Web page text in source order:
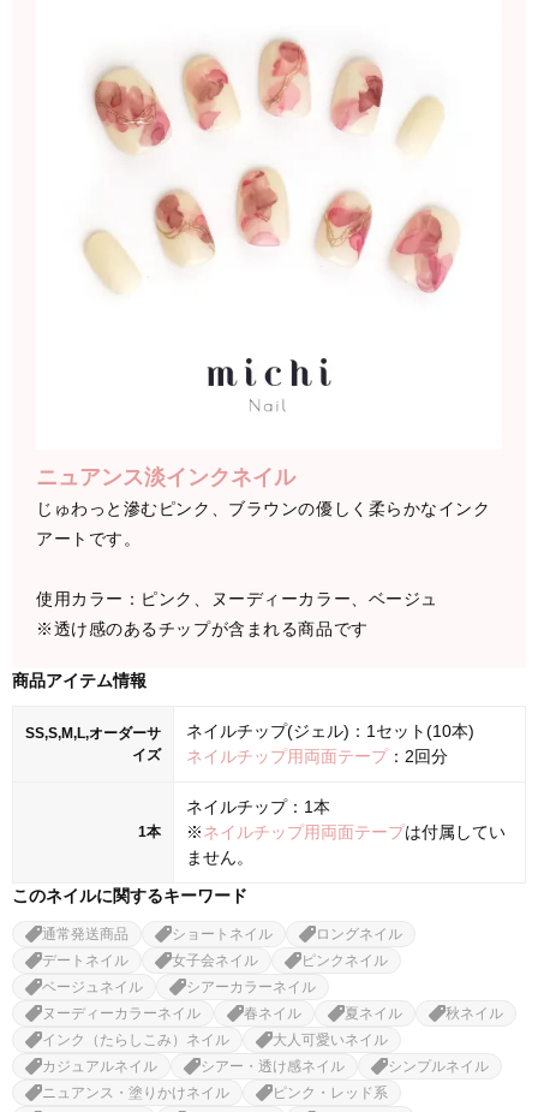
ニュアンス淡インクネイル
じゅわっと滲むピンク、ブラウンの優しく柔らかなインク
アートです。
使用カラー：ピンク、ヌーディーカラー、ベージュ
※透け感のあるチップが含まれる商品です
商品アイテム情報
SS,S,M,L,オーダーサ
イズ
ネイルチップ(ジェル)：1セット(10本)
ネイルチップ用両面テープ：2回分
1本
ネイルチップ：1本
※ネイルチップ用両面テープは付属してい
ません。
このネイルに関するキーワード
通常発送商品 ショートネイル
ロングネイル
デートネイル
女子会ネイル
ピンクネイル
ベージュネイル
シアーカラーネイル
ヌーディーカラーネイル
春ネイル 夏ネイル
秋ネイル
インク（たらしこみ）ネイル
大人可愛いネイル
カジュアルネイル
シアー・透け感ネイル
シンプルネイル
ニュアンス・塗りかけネイル
ピンク・レッド系